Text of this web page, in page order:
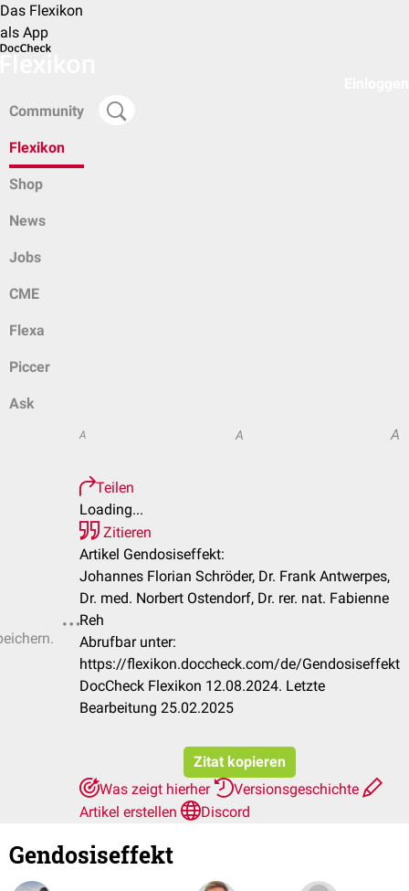
Das Flexikon
als App
Community
Flexikon
Shop
News
Jobs
CME
Flexa
Piccer
Ask
A A A
Teilen
Loading...
Zitieren
Artikel Gendosiseffekt:
Johannes Florian Schröder, Dr. Frank Antwerpes,
Dr. med. Norbert Ostendorf, Dr. rer. nat. Fabienne
Reh
Abrufbar unter:
https://flexikon.doccheck.com/de/Gendosiseffekt
DocCheck Flexikon 12.08.2024. Letzte
Bearbeitung 25.02.2025
Zitat kopieren
Was zeigt hierher
Versionsgeschichte
Artikel erstellen
Discord
Gendosiseffekt